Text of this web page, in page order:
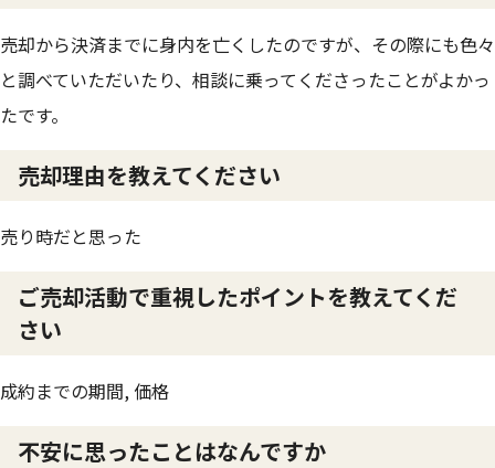
売却から決済までに身内を亡くしたのですが、その際にも色々
と調べていただいたり、相談に乗ってくださったことがよかっ
たです。
売却理由を教えてください
売り時だと思った
ご売却活動で重視したポイントを教えてくだ
さい
成約までの期間, 価格
不安に思ったことはなんですか